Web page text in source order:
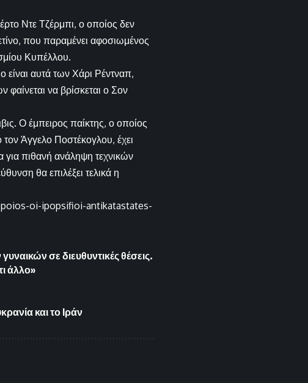
Ντε Τζέρμπι, ο οποίος δεν
που παραμένει αφοσιωμένος
Κυπέλλου.
είναι αυτά των Χάρι Ρέντναπ,
να βρίσκεται ο Σον
Ο έμπειρος παίκτης, ο οποίος
Άγγελο Ποστέκογλου, έχει
για πιθανή ανάληψη τεχνικών
θα επιλέξει τελικά η
oi-ipopsifioi-antikatastates-
σε διευθυντικές θέσεις.
άλλο»
και το Ιράν